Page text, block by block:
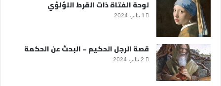
لوحة الفتاة ذات القرط اللؤلؤي
1 يناير، 2024
قصة الرجل الحكيم – البحث عن الحكمة
2 يناير، 2024